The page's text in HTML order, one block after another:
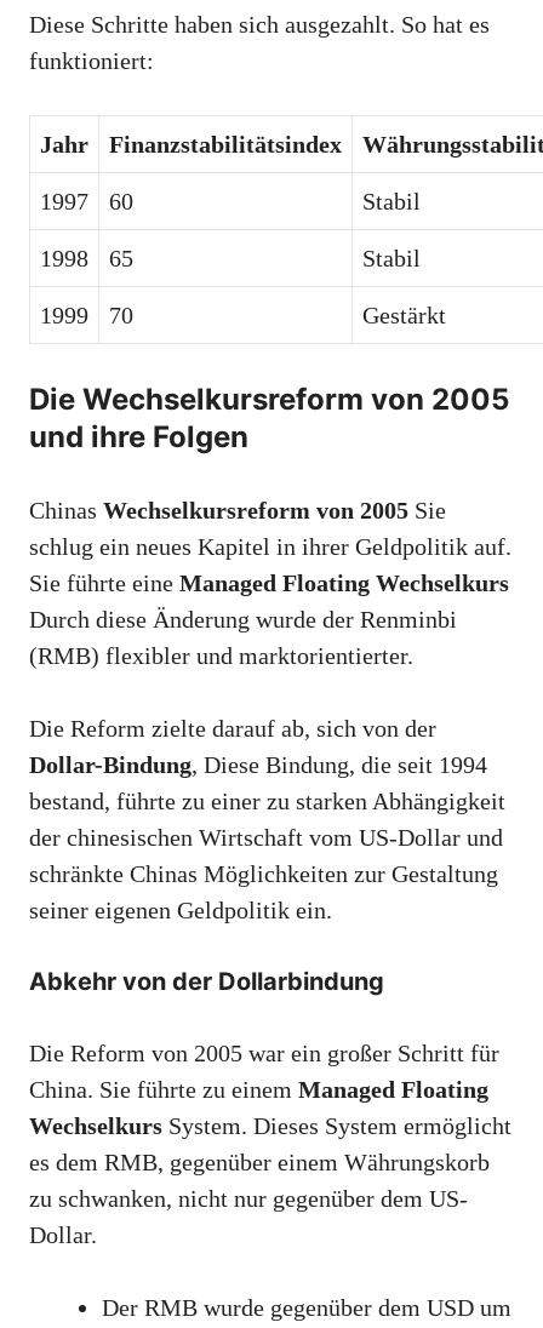
Diese Schritte haben sich ausgezahlt. So hat es
funktioniert:
Jahr Finanzstabilitätsindex
1997 60 Stabil
1998 65 Stabil
1999 70 Gestärkt
Die Wechselkursreform von 2005
und ihre Folgen
Chinas Wechselkursreform von 2005 Sie
schlug ein neues Kapitel in ihrer Geldpolitik auf.
Sie führte eine Managed Floating Wechselkurs
Durch diese Änderung wurde der Renminbi
(RMB) flexibler und marktorientierter.
Die Reform zielte darauf ab, sich von der
Dollar-Bindung, Diese Bindung, die seit 1994
bestand, führte zu einer zu starken Abhängigkeit
der chinesischen Wirtschaft vom US-Dollar und
schränkte Chinas Möglichkeiten zur Gestaltung
seiner eigenen Geldpolitik ein.
Abkehr von der Dollarbindung
Die Reform von 2005 war ein großer Schritt für
China. Sie führte zu einem Managed Floating
Wechselkurs System. Dieses System ermöglicht
es dem RMB, gegenüber einem Währungskorb
zu schwanken, nicht nur gegenüber dem US-
Dollar.
Der RMB wurde gegenüber dem USD um